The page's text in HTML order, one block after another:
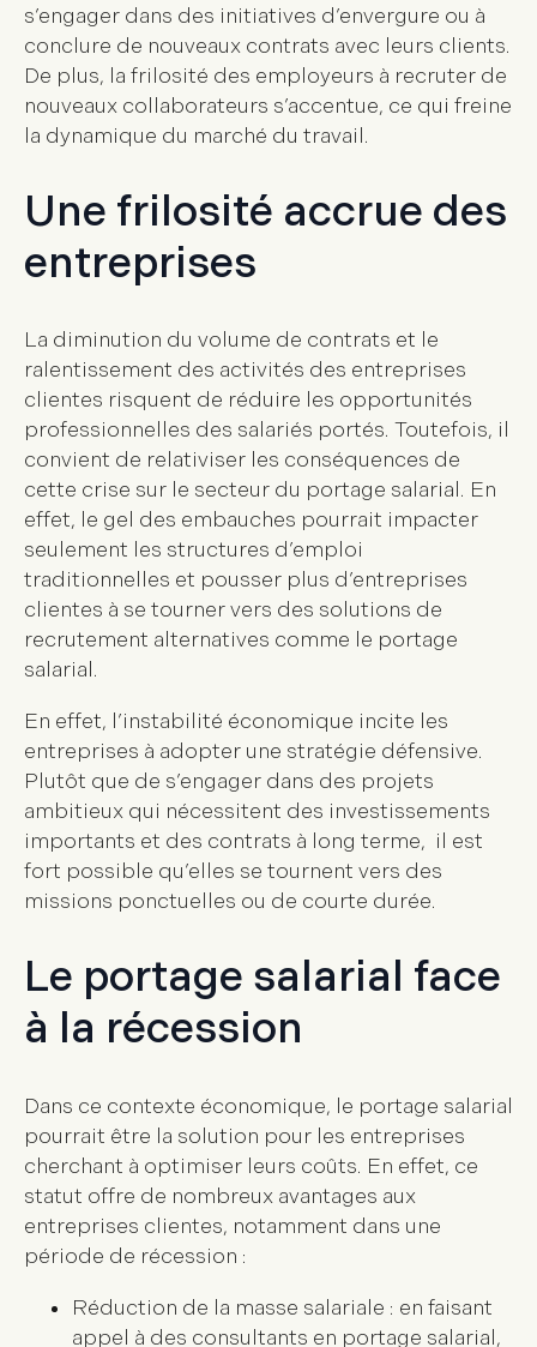
s’engager dans des initiatives d’envergure ou à
conclure de nouveaux contrats avec leurs clients.
De plus, la frilosité des employeurs à recruter de
nouveaux collaborateurs s’accentue, ce qui freine
la dynamique du marché du travail.
Une frilosité accrue des
entreprises
La diminution du volume de contrats et le
ralentissement des activités des entreprises
clientes risquent de réduire les opportunités
professionnelles des salariés portés. Toutefois, il
convient de relativiser les conséquences de
cette crise sur le secteur du portage salarial. En
effet, le gel des embauches pourrait impacter
seulement les structures d’emploi
traditionnelles et pousser plus d’entreprises
clientes à se tourner vers des solutions de
recrutement alternatives comme le portage
salarial.
En effet, l’instabilité économique incite les
entreprises à adopter une stratégie défensive.
Plutôt que de s’engager dans des projets
ambitieux qui nécessitent des investissements
importants et des contrats à long terme, il est
fort possible qu’elles se tournent vers des
missions ponctuelles ou de courte durée.
Le portage salarial face
à la récession
Dans ce contexte économique, le portage salarial
pourrait être la solution pour les entreprises
cherchant à optimiser leurs coûts. En effet, ce
statut offre de nombreux avantages aux
entreprises clientes, notamment dans une
période de récession :
Réduction de la masse salariale : en faisant
appel à des consultants en portage salarial,